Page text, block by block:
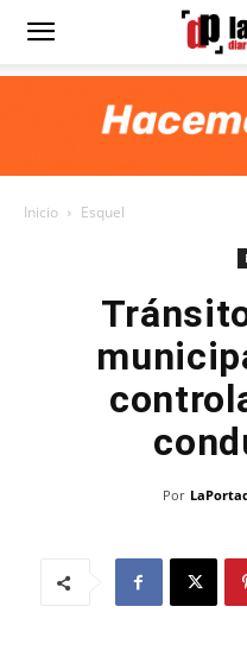
Diario
Inicio Esquel
Por